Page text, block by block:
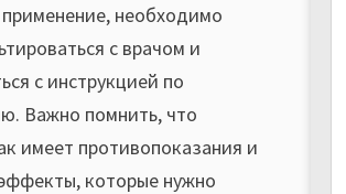
применение, необходимо
с врачом и
с инструкцией по
Важно помнить, что
имеет противопоказания и
которые нужно